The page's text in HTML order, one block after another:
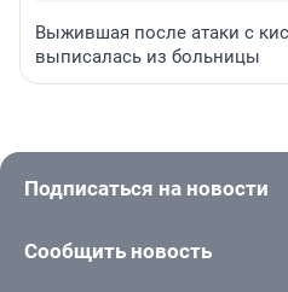
Выжившая после атаки с
выписалась из больницы
Подписаться на новости
Сообщить новость